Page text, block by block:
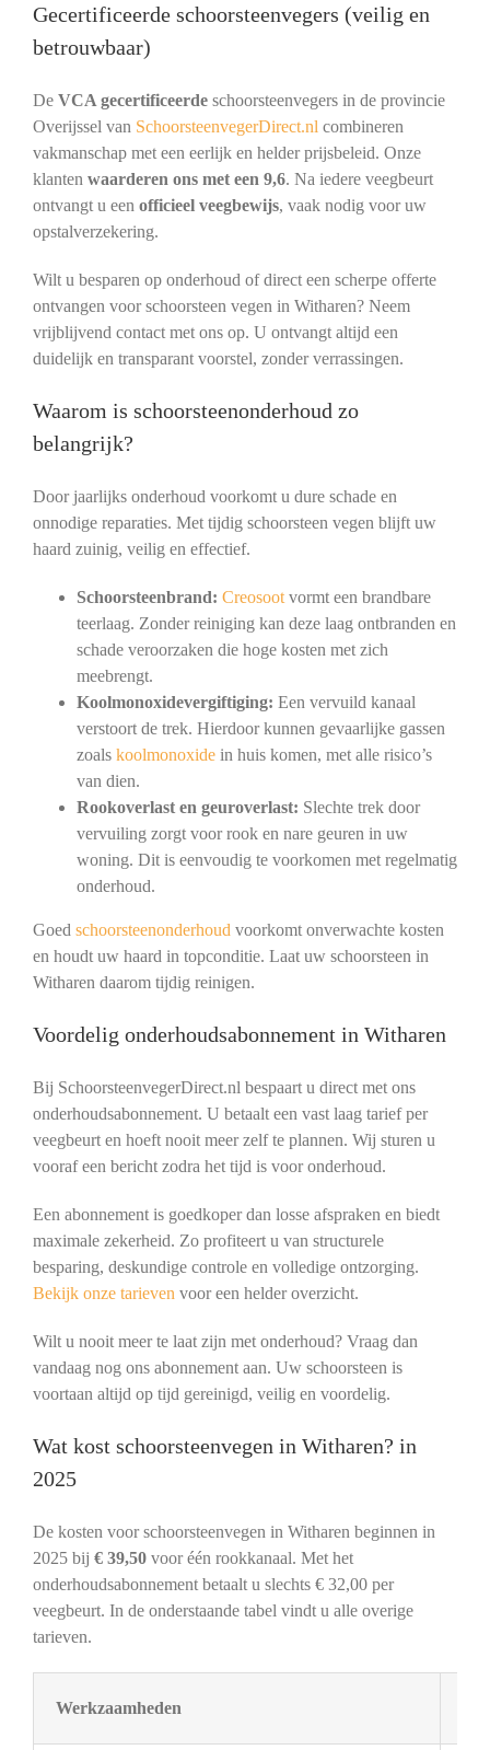
Gecertificeerde schoorsteenvegers (veilig en
betrouwbaar)
De VCA gecertificeerdeschoorsteenvegers in de provincie
Overijssel van SchoorsteenvegerDirect.nl combineren
vakmanschap met een eerlijk en helder prijsbeleid. Onze
klanten waarderen ons met een 9,6. Na iedere veegbeurt
ontvangt u een officieel veegbewijs, vaak nodig voor uw
opstalverzekering.
Wilt u besparen op onderhoud of direct een scherpe offerte
ontvangen voor schoorsteen vegen in Witharen? Neem
vrijblijvend contact met ons op. U ontvangt altijd een
duidelijk en transparant voorstel, zonder verrassingen.
Waarom is schoorsteenonderhoud zo
belangrijk?
Door jaarlijks onderhoud voorkomt u dure schade en
onnodige reparaties. Met tijdig schoorsteen vegen blijft uw
haard zuinig, veilig en effectief.
Schoorsteenbrand: Creosootvormt een brandbare
teerlaag. Zonder reiniging kan deze laag ontbranden en
schade veroorzaken die hoge kosten met zich
meebrengt.
Koolmonoxidevergiftiging: Een vervuild kanaal
verstoort de trek. Hierdoor kunnen gevaarlijke gassen
zoals koolmonoxidein huis komen, met alle risico’s
van dien.
Rookoverlast en geuroverlast: Slechte trek door
vervuiling zorgt voor rook en nare geuren in uw
woning. Dit is eenvoudig te voorkomen met regelmatig
onderhoud.
Goed schoorsteenonderhoud voorkomt onverwachte kosten
en houdt uw haard in topconditie. Laat uw schoorsteen in
Witharen daarom tijdig reinigen.
Voordelig onderhoudsabonnement in Witharen
Bij SchoorsteenvegerDirect.nl bespaart u direct met ons
onderhoudsabonnement. U betaalt een vast laag tarief per
veegbeurt en hoeft nooit meer zelf te plannen. Wij sturen u
vooraf een bericht zodra het tijd is voor onderhoud.
Een abonnement is goedkoper dan losse afspraken en biedt
maximale zekerheid. Zo profiteert u van structurele
besparing, deskundige controle en volledige ontzorging.
Bekijk onze tarieven voor een helder overzicht.
Wilt u nooit meer te laat zijn met onderhoud? Vraag dan
vandaag nog ons abonnement aan. Uw schoorsteen is
voortaan altijd op tijd gereinigd, veilig en voordelig.
Wat kost schoorsteenvegen in Witharen? in
2025
De kosten voor schoorsteenvegen in Witharen beginnen in
2025 bij € 39,50voor één rookkanaal. Met het
onderhoudsabonnement betaalt u slechts € 32,00 per
veegbeurt. In de onderstaande tabel vindt u alle overige
tarieven.
Werkzaamheden